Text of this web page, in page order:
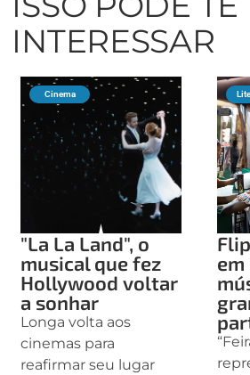
INTERESSAR
Cinema
"La La Land", o
musical que fez
Hollywood voltar
a sonhar
Longa volta aos
cinemas para
reafirmar seu lugar
em